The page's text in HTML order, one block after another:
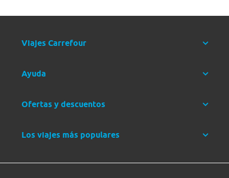
Viajes Carrefour
Ayuda
Ofertas y descuentos
Los viajes más populares